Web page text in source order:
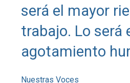
será el mayor
trabajo. Lo será
agotamiento
Nuestras Voces